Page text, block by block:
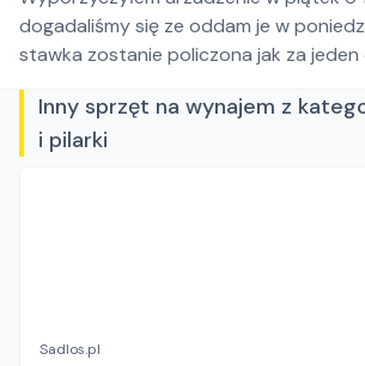
dogadaliśmy się ze oddam je w
stawka zostanie policzona jak za jeden
Inny sprzęt na wynajem z
i pilarki
Sadlos.pl